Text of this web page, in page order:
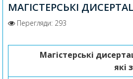
МАГІСТЕРСЬКІ
Перегляди: 293
Магістерські
які